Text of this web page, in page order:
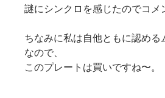
謎にシンクロを感じたのでコメ
ちなみに私は自他ともに認める
なので、
このプレートは買いですね〜。